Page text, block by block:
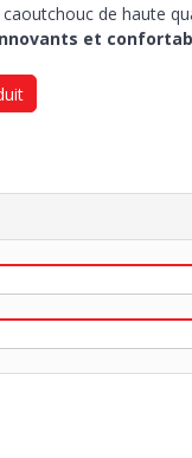
de haute
et